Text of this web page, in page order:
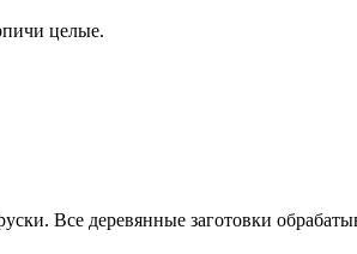
целые.
Все деревянные заготовки